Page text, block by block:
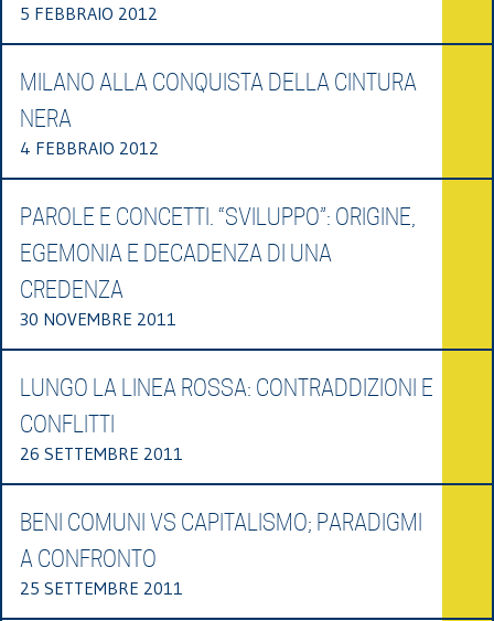
5 FEBBRAIO 2012
MILANO ALLA CONQUISTA DELLA CINTURA
NERA
4 FEBBRAIO 2012
PAROLE E CONCETTI. “SVILUPPO”: ORIGINE,
EGEMONIA E DECADENZA DI UNA
CREDENZA
30 NOVEMBRE 2011
LUNGO LA LINEA ROSSA: CONTRADDIZIONI E
CONFLITTI
26 SETTEMBRE 2011
BENI COMUNI VS CAPITALISMO; PARADIGMI
A CONFRONTO
25 SETTEMBRE 2011